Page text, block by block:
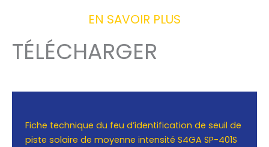
EN SAVOIR PLUS
TÉLÉCHARGER
Fiche technique du feu d’identification de seuil de
piste solaire de moyenne intensité S4GA SP-401S